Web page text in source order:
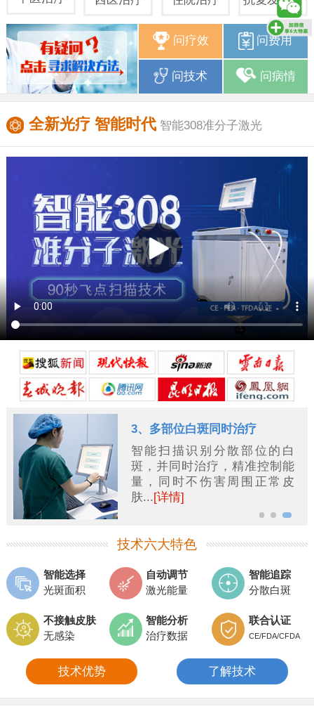
问疗效 问费用
问技术 问病情
全新光疗 智能时代 智能308准分子激光
1、独创“飞点扫描”技术
可根据白斑分散区域追踪扫
描，大片的、分散的白斑也能
快速、有效治疗...[详情]
技术六大特色
智能选择
光斑面积
自动调节
激光能量
智能追踪
分散白斑
不接触皮肤
无感染
智能分析
治疗数据
联合认证
CE/FDA/CFDA
技术优势 了解技术